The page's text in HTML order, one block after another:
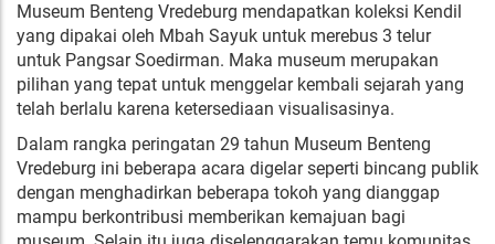
Museum Benteng Vredeburg mendapatkan koleksi Kendil
yang dipakai oleh Mbah Sayuk untuk merebus 3 telur
untuk Pangsar Soedirman. Maka museum merupakan
pilihan yang tepat untuk menggelar kembali sejarah yang
telah berlalu karena ketersediaan visualisasinya.
Dalam rangka peringatan 29 tahun Museum Benteng
Vredeburg ini beberapa acara digelar seperti bincang publik
dengan menghadirkan beberapa tokoh yang dianggap
mampu berkontribusi memberikan kemajuan bagi